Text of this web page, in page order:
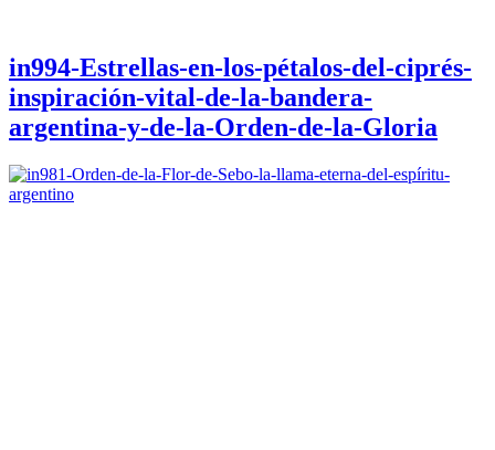
in994-Estrellas-en-los-pétalos-del-ciprés-
inspiración-vital-de-la-bandera-
argentina-y-de-la-Orden-de-la-Gloria